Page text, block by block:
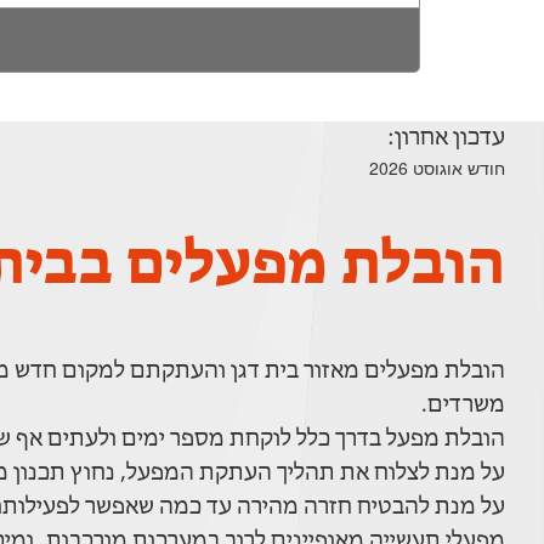
עדכון אחרון:
חודש אוגוסט 2026
הובלת מפעלים
הובלת מפעלים מאזור בית דגן והעתקתם למקום חדש
משרדים.
הובלת מפעל בדרך כלל לוקחת מספר ימים ולעתים אף
על מנת לצלוח את תהליך העתקת המפעל, נחוץ תכנון
על מנת להבטיח חזרה מהירה עד כמה שאפשר